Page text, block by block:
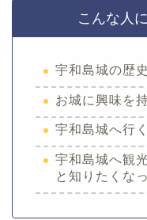
こんな人
宇和島城の歴
お城に興味を
宇和島城へ行
宇和島城へ観
と知りたくな